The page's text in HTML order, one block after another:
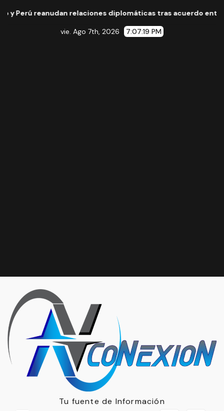
relaciones diplomáticas tras acuerdo entre ambos
vie. Ago 7th, 2026 7:07:20 PM
Tu fuente de Información